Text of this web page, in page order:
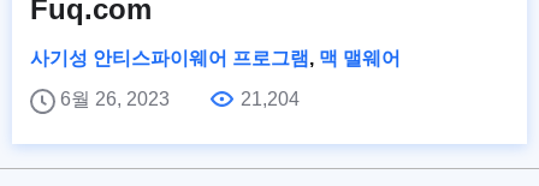
Fuq.com
사기성 안티스파이웨어 프로그램 , 맥 맬웨어
6월 26, 2023
21,204